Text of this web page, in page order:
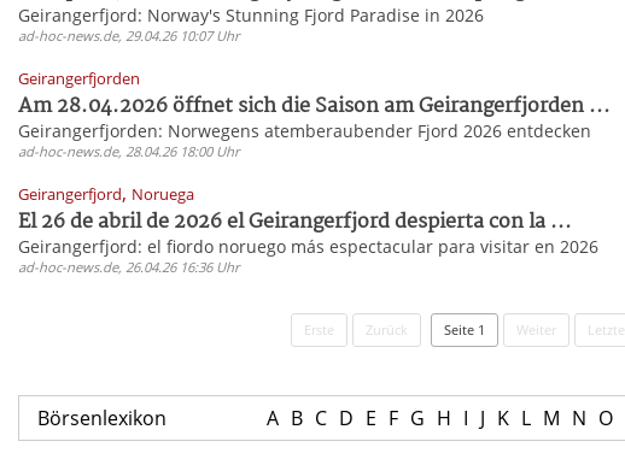
Geirangerfjord: Norway's Stunning Fjord Paradise in 2026
ad-hoc-news.de, 29.04.26 10:07 Uhr
Geirangerfjorden
Am 28.04.2026 öffnet sich die Saison am Geirangerfjorden ...
Geirangerfjorden: Norwegens atemberaubender Fjord 2026 entdecken
ad-hoc-news.de, 28.04.26 18:00 Uhr
Geirangerfjord, Noruega
El 26 de abril de 2026 el Geirangerfjord despierta con la ...
Geirangerfjord: el fiordo noruego más espectacular para visitar en 2026
ad-hoc-news.de, 26.04.26 16:36 Uhr
Erste Zurück Seite 1 Weiter Letzte
Börsenlexikon A B C D E F G H I J K L M N O